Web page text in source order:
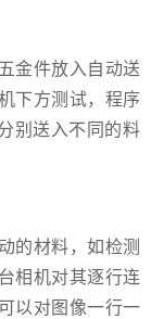
金件放入自动送
下方测试，程序
别送入不同的料
的材料，如检测
相机对其逐行连
以对图像一行一